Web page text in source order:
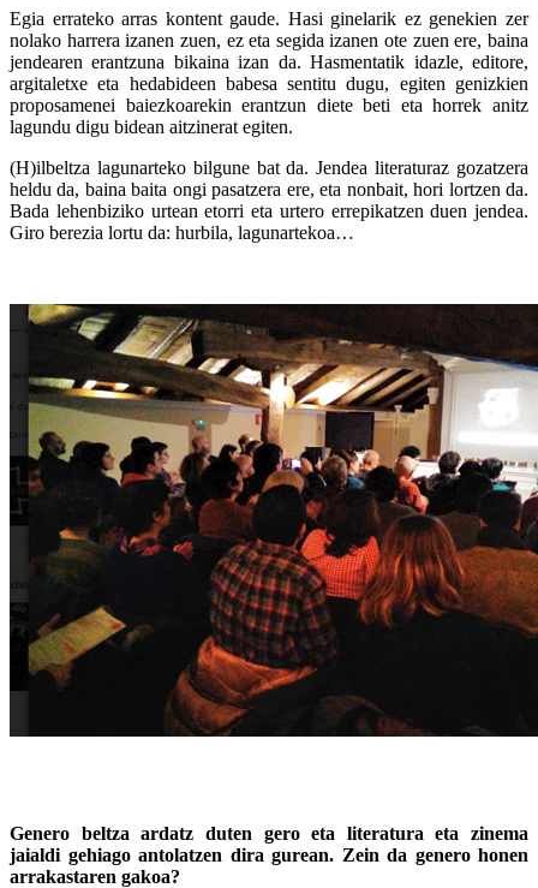
Egia errateko arras kontent gaude. Hasi ginelarik ez genekien zer
nolako harrera izanen zuen, ez eta segida izanen ote zuen ere, baina
jendearen erantzuna bikaina izan da. Hasmentatik idazle, editore,
argitaletxe eta hedabideen babesa sentitu dugu, egiten genizkien
proposamenei baiezkoarekin erantzun diete beti eta horrek anitz
lagundu digu bidean aitzinerat egiten.
(H)ilbeltza lagunarteko bilgune bat da. Jendea literaturaz gozatzera
heldu da, baina baita ongi pasatzera ere, eta nonbait, hori lortzen da.
Bada lehenbiziko urtean etorri eta urtero errepikatzen duen jendea.
Giro berezia lortu da: hurbila, lagunartekoa…
Genero beltza ardatz duten gero eta literatura eta zinema
jaialdi gehiago antolatzen dira gurean. Zein da genero honen
arrakastaren gakoa?